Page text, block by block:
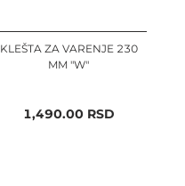
KLEŠTA ZA VARENJE 230
MM "W"
1,490.00RSD